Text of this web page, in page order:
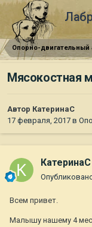
Опорно-двигательный
Мясокостная
Автор КатеринаС
17 февраля, 2017 в
КатеринаС
Всем привет.
Малышу нашему 4 мес